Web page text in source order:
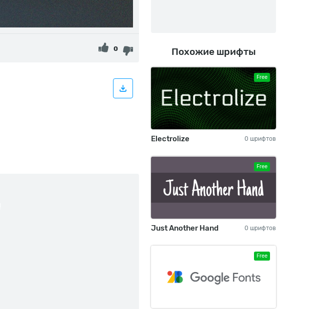
0 Похожие шрифты
Free
Electrolize 0 шрифтов
Free
Just Another Hand 0 шрифтов
Free